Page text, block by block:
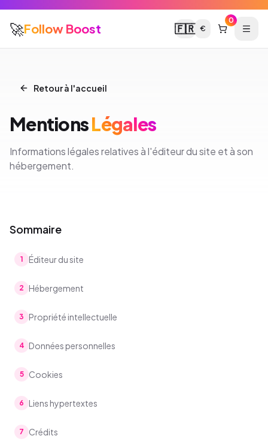
🚀Follow Boost 🇫🇷 €
0
Retour à l'accueil
MentionsLégales
Informations légales relatives à l'éditeur du site et à son
hébergement.
Sommaire
1 Éditeur du site
2 Hébergement
3 Propriété intellectuelle
4 Données personnelles
5 Cookies
6 Liens hypertextes
7 Crédits